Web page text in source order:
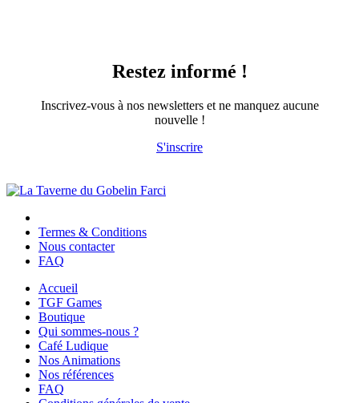
Restez informé !
Inscrivez-vous à nos newsletters et ne manquez aucune
nouvelle !
S'inscrire
Termes & Conditions
Nous contacter
FAQ
Accueil
TGF Games
Boutique
Qui sommes-nous ?
Café Ludique
Nos Animations
Nos références
FAQ